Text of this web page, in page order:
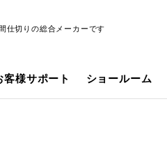
仕切りの総合メーカーです
客様サポート ショールーム